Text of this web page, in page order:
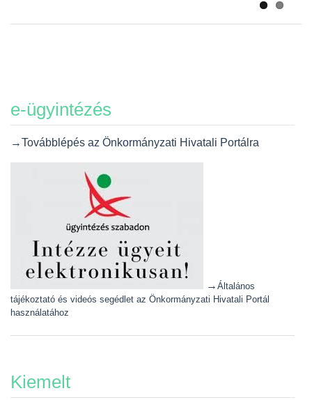
e-ügyintézés
→Továbblépés az Önkormányzati Hivatali Portálra
→ Általános
tájékoztató és videós segédlet az Önkormányzati Hivatali Portál
használatához
Kiemelt